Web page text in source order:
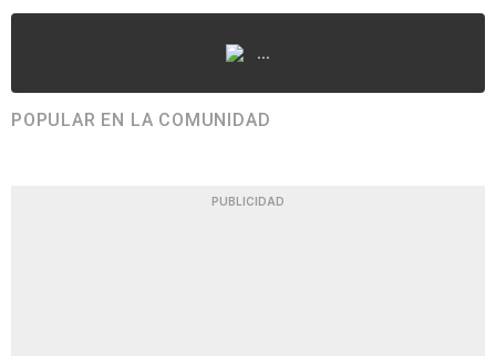
...
POPULAR EN LA COMUNIDAD
PUBLICIDAD